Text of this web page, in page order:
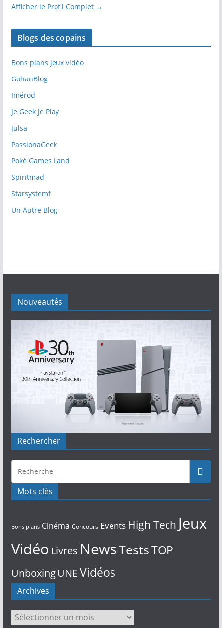
Afficher le Profil Complet →
Blogs des copains
Bons plans jeux vidéo
GohanBlog
Imérod
Je Geek Je Play
Julsa
PassionaGeek
Poké Games Land
Spiritmad
Starsystemf
Un Autre Blog
Nouveautés
Rechercher
Mots clés
Bons plans Cinéma Concours Events High Tech Jeux
Vidéo Livres NewsTestsTOP
UnboxingUNEVidéos
Archives
Archives